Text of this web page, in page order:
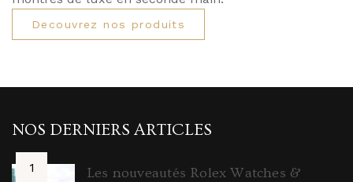
Decouvrez nos produits
NOS DERNIERS ARTICLES
Les nouveautés Rolex Watches &